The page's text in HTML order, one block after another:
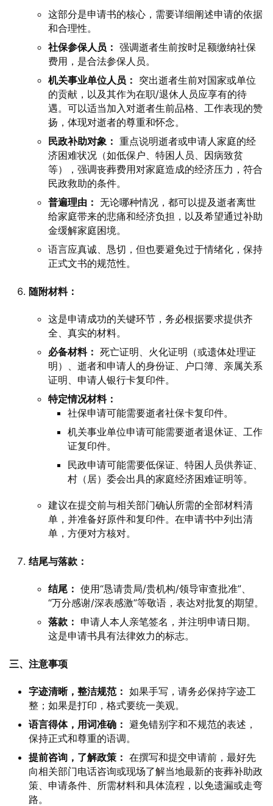
这部分是申请书的核心，需要详细阐述申请的依据
和合理性。
社保参保人员： 强调逝者生前按时足额缴纳社保
费用，是合法参保人员。
机关事业单位人员： 突出逝者生前对国家或单位
的贡献，以及其作为在职/退休人员应享有的待
遇。可以适当加入对逝者生前品格、工作表现的赞
扬，体现对逝者的尊重和怀念。
民政补助对象： 重点说明逝者或申请人家庭的经
济困难状况（如低保户、特困人员、因病致贫
等），强调丧葬费用对家庭造成的经济压力，符合
民政救助的条件。
普遍理由： 无论哪种情况，都可以提及逝者离世
给家庭带来的悲痛和经济负担，以及希望通过补助
金缓解家庭困境。
语言应真诚、恳切，但也要避免过于情绪化，保持
正式文书的规范性。
随附材料：
这是申请成功的关键环节，务必根据要求提供齐
全、真实的材料。
必备材料： 死亡证明、火化证明（或遗体处理证
明）、逝者和申请人的身份证、户口簿、亲属关系
证明、申请人银行卡复印件。
特定情况材料：
社保申请可能需要逝者社保卡复印件。
机关事业单位申请可能需要逝者退休证、工作
证复印件。
民政申请可能需要低保证、特困人员供养证、
村（居）委会出具的家庭经济困难证明等。
建议在提交前与相关部门确认所需的全部材料清
单，并准备好原件和复印件。在申请书中列出清
单，方便对方核对。
结尾与落款：
结尾： 使用“恳请贵局/贵机构/领导审查批准”、
“万分感谢/深表感激”等敬语，表达对批复的期望。
落款： 申请人本人亲笔签名，并注明申请日期。
这是申请书具有法律效力的标志。
三、注意事项
字迹清晰，整洁规范： 如果手写，请务必保持字迹工
整；如果是打印，格式要统一美观。
语言得体，用词准确： 避免错别字和不规范的表述，
保持正式和尊重的语调。
提前咨询，了解政策： 在撰写和提交申请前，最好先
向相关部门电话咨询或现场了解当地最新的丧葬补助政
策、申请条件、所需材料和具体流程，以免遗漏或走弯
路。